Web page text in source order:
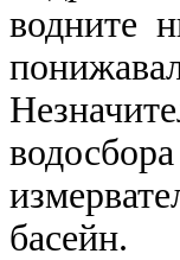
водните
басейн.